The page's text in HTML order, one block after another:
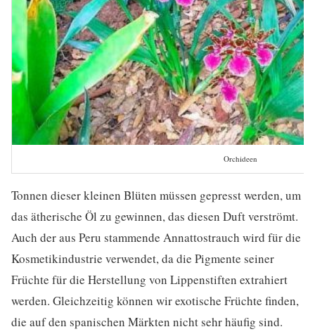
Orchideen
Tonnen dieser kleinen Blüten müssen gepresst werden, um
das ätherische Öl zu gewinnen, das diesen Duft verströmt.
Auch der aus Peru stammende Annattostrauch wird für die
Kosmetikindustrie verwendet, da die Pigmente seiner
Früchte für die Herstellung von Lippenstiften extrahiert
werden. Gleichzeitig können wir exotische Früchte finden,
die auf den spanischen Märkten nicht sehr häufig sind.